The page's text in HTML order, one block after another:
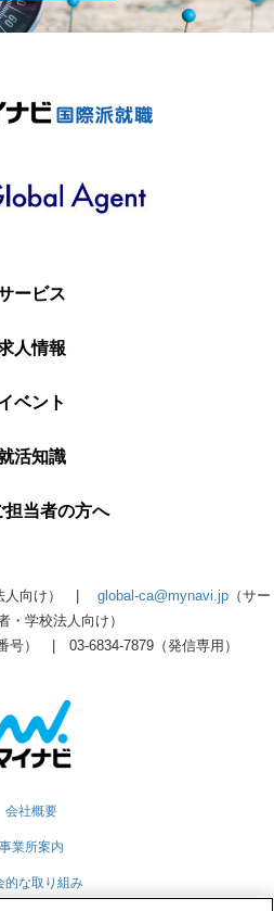
ービス
人情報
ベント
活知識
担当者の方へ
人向け） | global-ca@mynavi.jp （サー
・学校法人向け）
号） | 03-6834-7879（発信専用）
会社概要
事業所案内
的な取り組み